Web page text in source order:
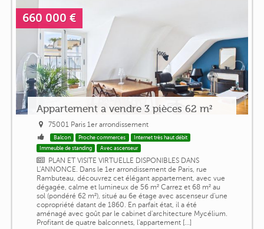
660 000 €
Appartement a vendre 3 pièces 62 m²
75001 Paris 1er arrondissement
Balcon Proche commerces
Internet très haut débit
Immeuble de standing
Avec ascenseur
PLAN ET VISITE VIRTUELLE DISPONIBLES DANS
L'ANNONCE. Dans le 1er arrondissement de Paris, rue
Rambuteau, découvrez cet élégant appartement, avec vue
dégagée, calme et lumineux de 56 m² Carrez et 68 m² au
sol (pondéré 62 m²), situé au 6e étage avec ascenseur d'une
copropriété datant de 1860. En parfait état, il a été
aménagé avec goût par le cabinet d'architecture Mycélium.
Profitant de quatre balconnets, l'appartement [...]